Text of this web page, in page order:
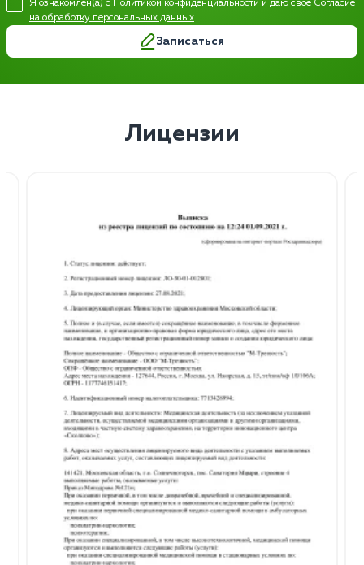
Я ознакомлен(а) с Политикой конфиденциальности и даю свое Согласие
на обработку персональных данных
Записаться
Лицензии